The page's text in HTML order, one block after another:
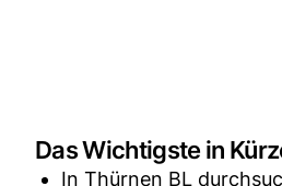
Das Wichtigste in
In Thürnen BL